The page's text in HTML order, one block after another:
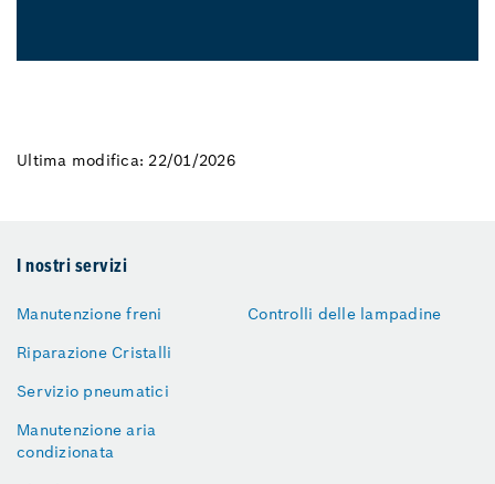
Ultima modifica: 22/01/2026
I nostri servizi
Manutenzione freni
Riparazione Cristalli
Servizio pneumatici
Manutenzione aria
condizionata
Controlli delle lampadine